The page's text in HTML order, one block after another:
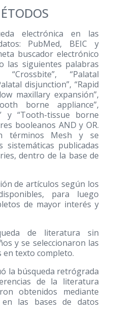
electrónica en las
PubMed, BEIC y
buscador electrónico
las siguientes palabras
“Crossbite”, “Palatal
disjunction”, “Rapid
maxillary expansión”,
borne appliance”,
y “Tooth-tissue borne
booleanos AND y OR.
términos Mesh y se
sistemáticas publicadas
dentro de la base de
de artículos según los
para luego
de mayor interés y
de literatura sin
y se seleccionaron las
en texto completo.
la búsqueda retrógrada
de la literatura
obtenidos mediante
las bases de datos